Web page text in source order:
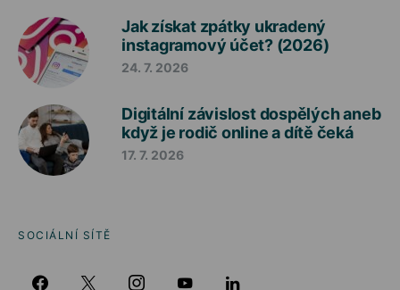
Jak získat zpátky ukradený
instagramový účet? (2026)
24. 7. 2026
Digitální závislost dospělých aneb
když je rodič online a dítě čeká
17. 7. 2026
SOCIÁLNÍ SÍTĚ